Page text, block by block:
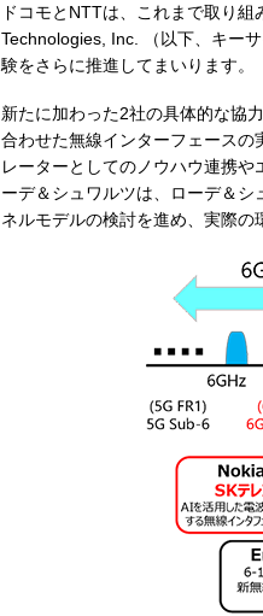
ドコモとNTTは、これまで取り
Technologies, Inc. （以下、キー
験をさらに推進してまいります。
新たに加わった2社の具体的な協
合わせた無線インターフェース
レーターとしてのノウハウ連携
ーデ＆シュワルツは、ローデ＆
ネルモデルの検討を進め、実際の